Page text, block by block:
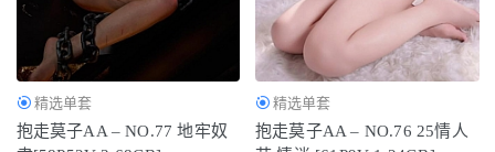
精选单套
抱走莫子AA – NO.77 地牢奴
精选单套
抱走莫子AA – NO.76 25情人